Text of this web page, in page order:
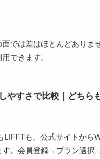
面では差はほとんどありま
できます。
やすさで比較｜どちら
LIFFTも、公式サイトから
す。会員登録→プラン選